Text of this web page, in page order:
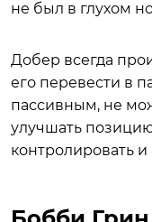
не был в глухом
Добер всегда
его перевести в
пассивным, не
улучшать
контролировать